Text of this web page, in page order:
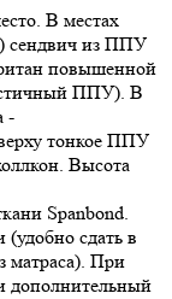
В местах
сендвич из ППУ
повышенной
ППУ). В
-
тонкое ППУ
Высота
Spanbond.
сдать в
матраса). При
дополнительный